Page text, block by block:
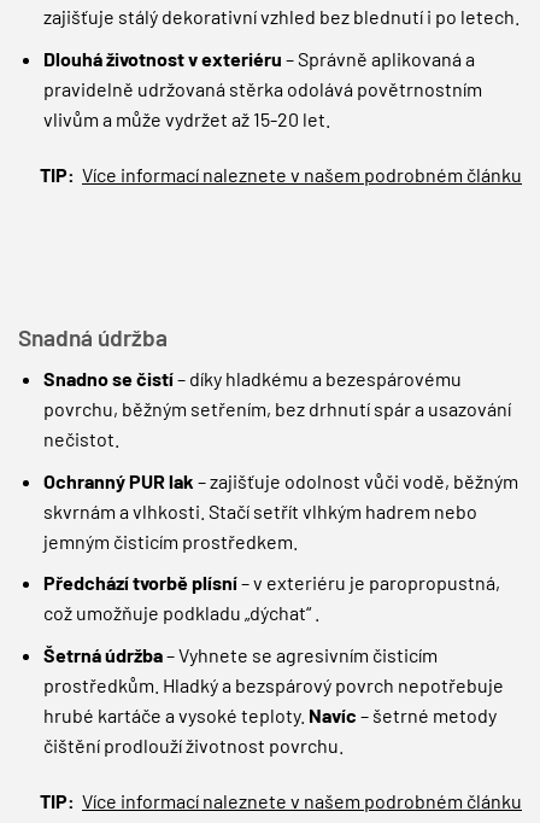
zajišťuje stálý dekorativní vzhled bez blednutí i po letech.
Dlouhá životnost v exteriéru – Správně aplikovaná a
pravidelně udržovaná stěrka odolává povětrnostním
vlivům a může vydržet až 15-20 let.
TIP: Více informací naleznete v našem podrobném článku
Snadná údržba
Snadno se čistí– díky hladkému a bezespárovému
povrchu, běžným setřením, bez drhnutí spár a usazování
nečistot.
Ochranný PUR lak – zajišťuje odolnost vůči vodě, běžným
skvrnám a vlhkosti. Stačí setřít vlhkým hadrem nebo
jemným čisticím prostředkem.
Předchází tvorbě plísní– v exteriéru je paropropustná,
což umožňuje podkladu „dýchat“ .
Šetrná údržba– Vyhnete se agresivním čisticím
prostředkům. Hladký a bezspárový povrch nepotřebuje
hrubé kartáče a vysoké teploty. Navíc – šetrné metody
čištění prodlouží životnost povrchu.
TIP: Více informací naleznete v našem podrobném článku